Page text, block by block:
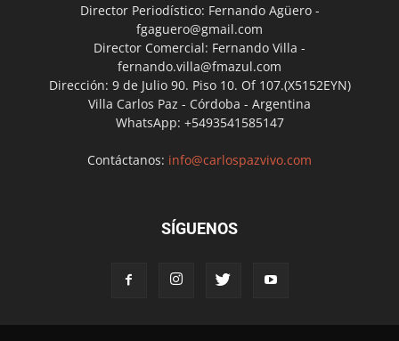
Director Periodístico: Fernando Agüero -
fgaguero@gmail.com
Director Comercial: Fernando Villa -
fernando.villa@fmazul.com
Dirección: 9 de Julio 90. Piso 10. Of 107.(X5152EYN)
Villa Carlos Paz - Córdoba - Argentina
WhatsApp: +5493541585147
Contáctanos: info@carlospazvivo.com
SÍGUENOS